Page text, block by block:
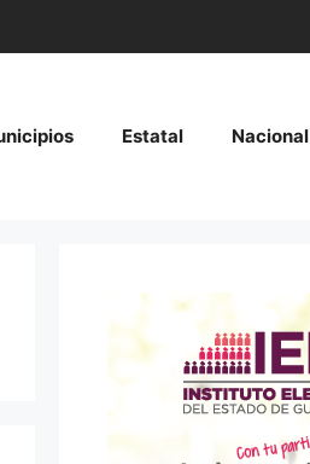
Estatal Nacional